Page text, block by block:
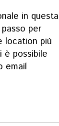
in questa
per
location più
è possibile
email